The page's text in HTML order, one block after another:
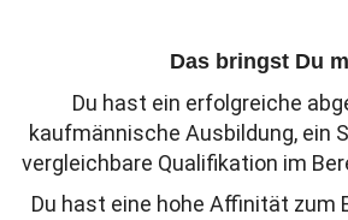
Das bringst Du
Du hast ein erfolgreiche
kaufmännische Ausbildung, ein
vergleichbare Qualifikation im
Du hast eine hohe Affinität zum